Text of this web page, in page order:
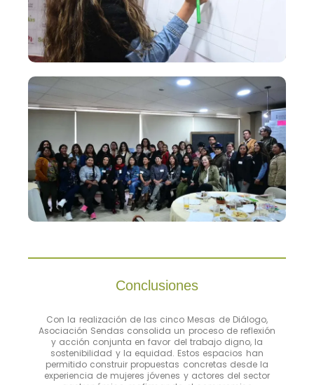
Conclusiones
Con la realización de las cinco Mesas de Diálogo,
Asociación Sendas consolida un proceso de reflexión
y acción conjunta en favor del trabajo digno, la
sostenibilidad y la equidad. Estos espacios han
permitido construir propuestas concretas desde la
experiencia de mujeres jóvenes y actores del sector